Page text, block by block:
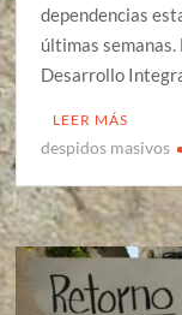
dependencias
últimas semanas.
Desarrollo
LEER MÁS
despidos masivos